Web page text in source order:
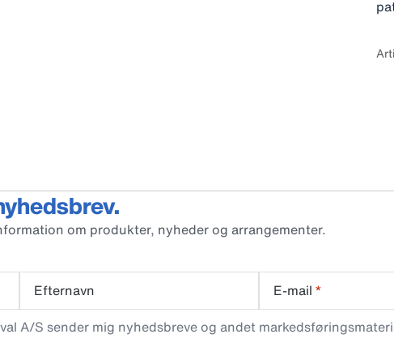
om produkter, nyheder og arrangementer.
Efternavn E-mail *
A/S sender mig nyhedsbreve og andet